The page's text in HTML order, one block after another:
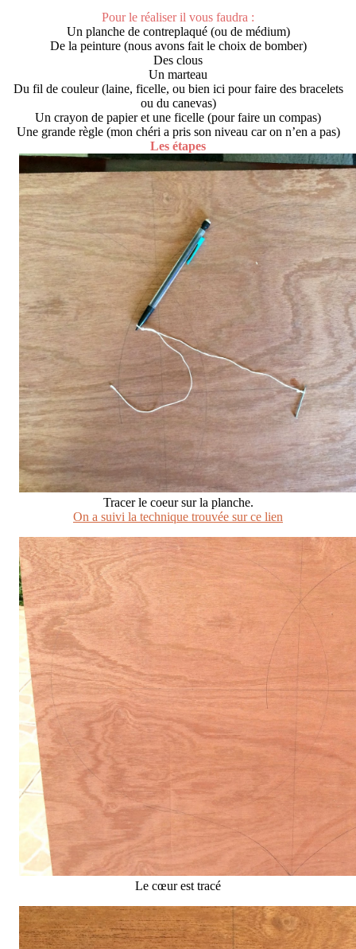
Pour le réaliser il vous faudra :
Un planche de contreplaqué (ou de médium)
De la peinture (nous avons fait le choix de bomber)
Des clous
Un marteau
Du fil de couleur (laine, ficelle, ou bien ici pour faire des bracelets
ou du canevas)
Un crayon de papier et une ficelle (pour faire un compas)
Une grande règle (mon chéri a pris son niveau car on n’en a pas)
Les étapes
Tracer le coeur sur la planche.
On a suivi la technique trouvée sur ce lien
Le cœur est tracé